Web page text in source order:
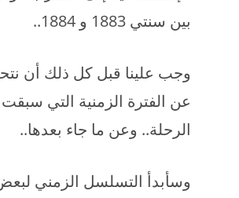
بين سنتي 1883 و 1884..
وجب علينا قبل كل ذلك أن
عن الفترة الزمنية التي
الرحلة.. وعن ما جاء بعدها..
وسأبدأ التسلسل الزمني